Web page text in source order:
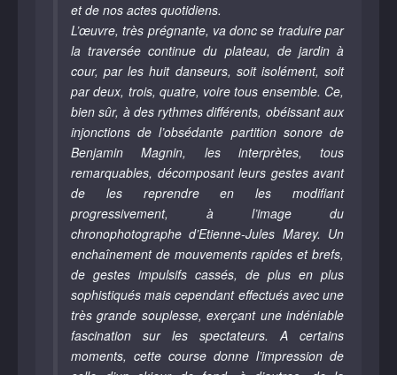
et de nos actes quotidiens.
L’œuvre, très prégnante, va donc se traduire par
la traversée continue du plateau, de jardin à
cour, par les huit danseurs, soit isolément, soit
par deux, trois, quatre, voire tous ensemble. Ce,
bien sûr, à des rythmes différents, obéissant aux
injonctions de l’obsédante partition sonore de
Benjamin Magnin, les interprètes, tous
remarquables, décomposant leurs gestes avant
de les reprendre en les modifiant
progressivement, à l’image du
chronophotographe d’Etienne-Jules Marey. Un
enchaînement de mouvements rapides et brefs,
de gestes impulsifs cassés, de plus en plus
sophistiqués mais cependant effectués avec une
très grande souplesse, exerçant une indéniable
fascination sur les spectateurs. A certains
moments, cette course donne l’impression de